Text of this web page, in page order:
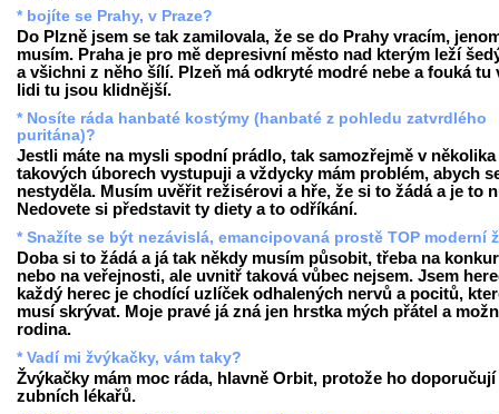
* bojíte se Prahy, v Praze?
Do Plzně jsem se tak zamilovala, že se do Prahy vracím,
musím. Praha je pro mě depresivní město nad kterým leží
a všichni z něho šílí. Plzeň má odkryté modré nebe a fouká tu
lidi tu jsou klidnější.
* Nosíte ráda hanbaté kostýmy (hanbaté z pohledu zatvrdlého
puritána)?
Jestli máte na mysli spodní prádlo, tak samozřejmě v několika
takových úborech vystupuji a vždycky mám problém, abych
nestyděla. Musím uvěřit režisérovi a hře, že si to žádá a je to
Nedovete si představit ty diety a to odříkání.
* Snažíte se být nezávislá, emancipovaná prostě TOP moderní
Doba si to žádá a já tak někdy musím působit, třeba na
nebo na veřejnosti, ale uvnitř taková vůbec nejsem. Jsem
každý herec je chodící uzlíček odhalených nervů a pocitů,
musí skrývat. Moje pravé já zná jen hrstka mých přátel a
rodina.
* Vadí mi žvýkačky, vám taky?
Žvýkačky mám moc ráda, hlavně Orbit, protože ho doporučují
zubních lékařů.